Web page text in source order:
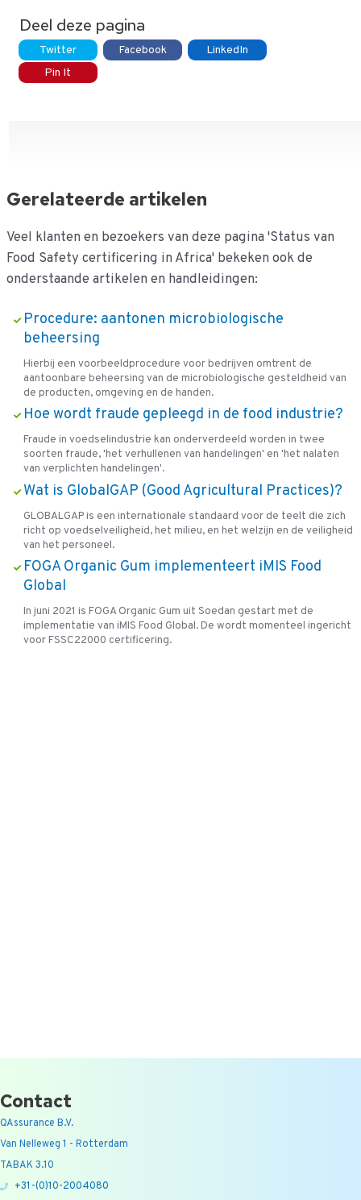
Deel deze pagina
Twitter Facebook
LinkedIn
Pin It
Gerelateerde artikelen
Veel klanten en bezoekers van deze pagina 'Status van
Food Safety certificering in Africa' bekeken ook de
onderstaande artikelen en handleidingen:
Procedure: aantonen microbiologische
beheersing
Hierbij een voorbeeldprocedure voor bedrijven omtrent de
aantoonbare beheersing van de microbiologische gesteldheid van
de producten, omgeving en de handen.
Hoe wordt fraude gepleegd in de food industrie?
Fraude in voedselindustrie kan onderverdeeld worden in twee
soorten fraude, 'het verhullenen van handelingen' en 'het nalaten
van verplichten handelingen'.
Wat is GlobalGAP (Good Agricultural Practices)?
GLOBALGAP is een internationale standaard voor de teelt die zich
richt op voedselveiligheid, het milieu, en het welzijn en de veiligheid
van het personeel.
FOGA Organic Gum implementeert iMIS Food
Global
In juni 2021 is FOGA Organic Gum uit Soedan gestart met de
implementatie van iMIS Food Global. De wordt momenteel ingericht
voor FSSC22000 certificering.
Contact
QAssurance B.V.
Van Nelleweg 1 - Rotterdam
TABAK 3.10
+31-(0)10-2004080